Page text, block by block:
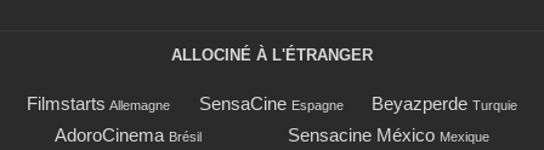
ALLOCINÉ À L'ÉTRANGER
Filmstarts Allemagne SensaCine Espagne Beyazperde Turquie
AdoroCinema Brésil Sensacine México Mexique